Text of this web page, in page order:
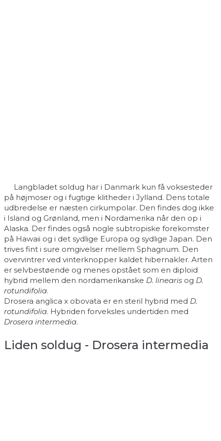
Langbladet soldug har i Danmark kun få voksesteder
på højmoser og i fugtige klitheder i Jylland. Dens totale
udbredelse er næsten cirkumpolar. Den findes dog ikke
i Island og Grønland, men i Nordamerika når den op i
Alaska. Der findes også nogle subtropiske forekomster
på Hawaii og i det sydlige Europa og sydlige Japan. Den
trives fint i sure omgivelser mellem Sphagnum. Den
overvintrer ved vinterknopper kaldet hibernakler. Arten
er selvbestøende og menes opstået som en diploid
hybrid mellem den nordamerikanske D. linearis og D.
rotundifolia.
Drosera anglica x obovata er en steril hybrid med D.
rotundifolia. Hybriden forveksles undertiden med
Drosera intermedia.
Liden soldug - Drosera intermedia